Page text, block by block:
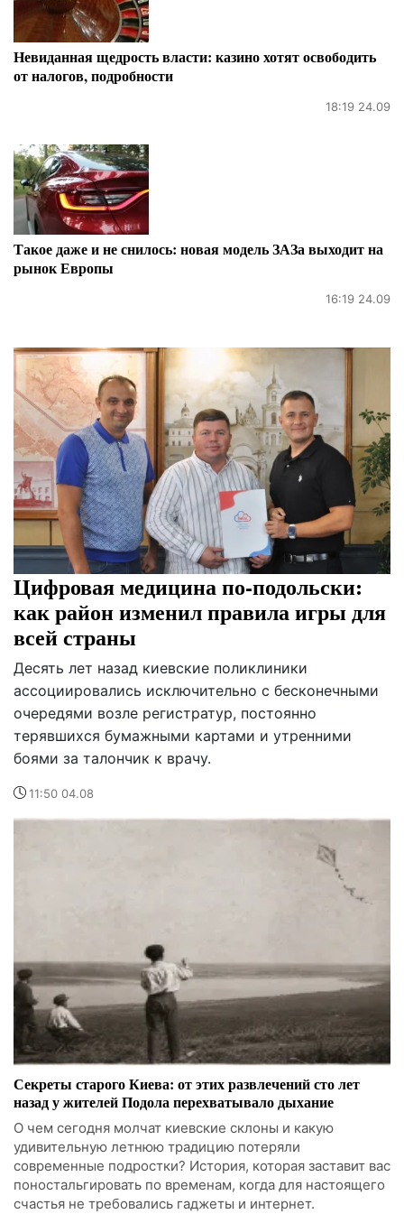
Невиданная щедрость власти: казино хотят освободить
от налогов, подробности
18:19 24.09
Такое даже и не снилось: новая модель ЗАЗа выходит на
рынок Европы
16:19 24.09
Цифровая медицина по-подольски:
как район изменил правила игры для
всей страны
Десять лет назад киевские поликлиники
ассоциировались исключительно с бесконечными
очередями возле регистратур, постоянно
терявшихся бумажными картами и утренними
боями за талончик к врачу.
11:50 04.08
Секреты старого Киева: от этих развлечений сто лет
назад у жителей Подола перехватывало дыхание
О чем сегодня молчат киевские склоны и какую
удивительную летнюю традицию потеряли
современные подростки? История, которая заставит вас
поностальгировать по временам, когда для настоящего
счастья не требовались гаджеты и интернет.